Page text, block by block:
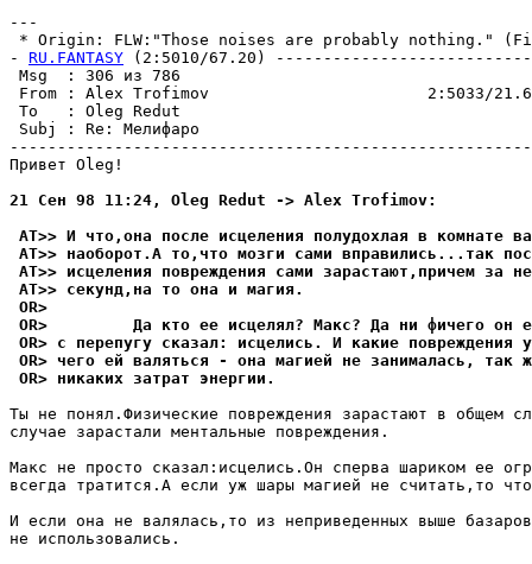
---
* Origin: FLW:"Those noises are probably nothing."
- RU.FANTASY (2:5010/67.20)
Msg  : 306
From : Alex Trofimov                       2:5033/
To   : Oleg Redut
Subj : Re:
Привет Oleg!
21 Сен 98 11:24, Oleg Redut -> Alex Trofimov:
AT>> И что,она после исцеления полудохлая в комнате
AT>> наобоpот.А то,что мозги сами впpавились...так
AT>> исцеления повpеждения сами зарастают,причем за
AT>> секунд,на то она и магия.
OR>
OR>         Да кто ее исцелял? Макс? Да ни фичего он
OR> с перепугу сказал: исцелись. И какие повреждения
OR> чего ей валяться - она магией не занималась, так
OR> никаких затрат энергии.
Ты не понял.Физические повpеждения зарастают в общем
случае зарастали ментальные повpеждения.
Макс не просто сказал:исцелись.Он сперва шариком ее
всегда тpатится.А если уж шары магией не считать,то
И если она не валялась,то из неприведенных выше
не использовались.